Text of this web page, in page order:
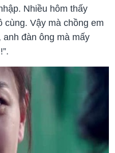
Nhiều hôm thấy
cùng. Vậy mà chồng em
anh đàn ông mà mấy